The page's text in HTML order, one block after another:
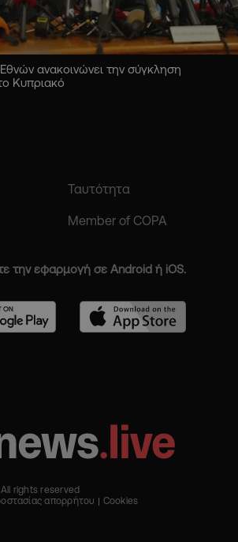
ανακοινώνει την σύγκληση
Κυπριακό
Ταυτότητα
Member of COPA
την εφαρμογή σε Android ή iOS.
rights reserved
απορρήτου Cookies